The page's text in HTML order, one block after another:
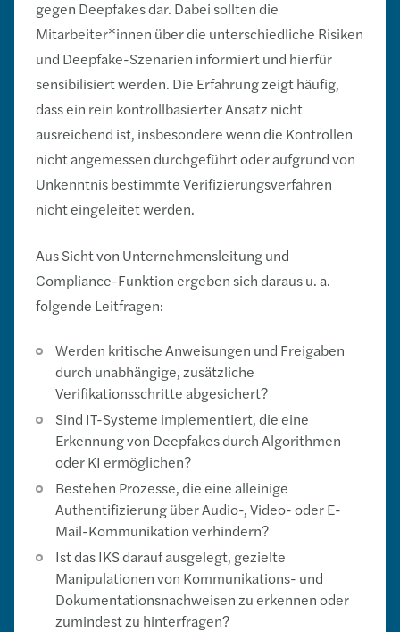
gegen Deepfakes dar. Dabei sollten die
Mitarbeiter*innen über die unterschiedliche Risiken
und Deepfake-Szenarien informiert und hierfür
sensibilisiert werden. Die Erfahrung zeigt häufig,
dass ein rein kontrollbasierter Ansatz nicht
ausreichend ist, insbesondere wenn die Kontrollen
nicht angemessen durchgeführt oder aufgrund von
Unkenntnis bestimmte Verifizierungsverfahren
nicht eingeleitet werden.
Aus Sicht von Unternehmensleitung und
Compliance-Funktion ergeben sich daraus u. a.
folgende Leitfragen:
Werden kritische Anweisungen und Freigaben
durch unabhängige, zusätzliche
Verifikationsschritte abgesichert?
Sind IT-Systeme implementiert, die eine
Erkennung von Deepfakes durch Algorithmen
oder KI ermöglichen?
Bestehen Prozesse, die eine alleinige
Authentifizierung über Audio-, Video- oder E-
Mail-Kommunikation verhindern?
Ist das IKS darauf ausgelegt, gezielte
Manipulationen von Kommunikations- und
Dokumentationsnachweisen zu erkennen oder
zumindest zu hinterfragen?